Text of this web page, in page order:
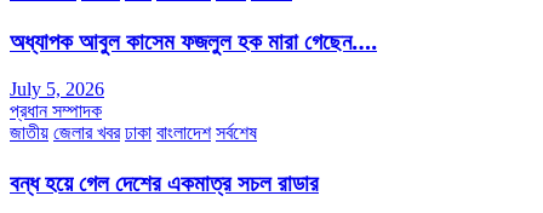
অধ্যাপক আবুল কাসেম ফজলুল হক মারা গেছেন….
July 5, 2026
প্রধান সম্পাদক
জাতীয় জেলার খবর ঢাকা বাংলাদেশ সর্বশেষ
বন্ধ হয়ে গেল দেশের একমাত্র সচল রাডার